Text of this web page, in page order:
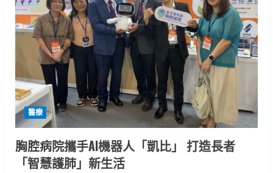
醫療
胸腔病院攜手AI機器人「凱比」 打造長者
「智慧護肺」新生活